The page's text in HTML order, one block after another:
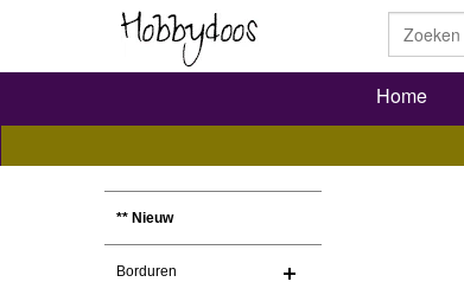
Home
** Nieuw
Borduren